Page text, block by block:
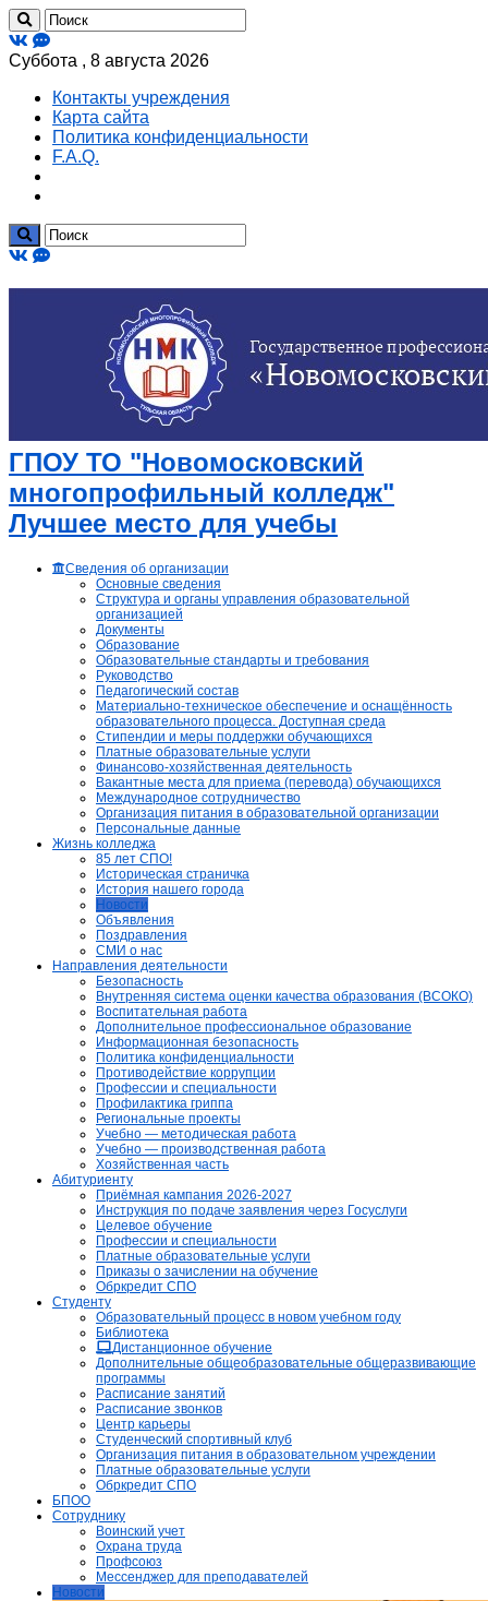
Суббота , 8 августа 2026
Контакты учреждения
Карта сайта
Политика конфиденциальности
F.A.Q.
ГПОУ ТО "Новомосковский
многопрофильный колледж"
Лучшее место для учебы
Сведения об организации
Основные сведения
Структура и органы управления образовательной
организацией
Документы
Образование
Образовательные стандарты и требования
Руководство
Педагогический состав
Материально-техническое обеспечение и оснащённость
образовательного процесса. Доступная среда
Стипендии и меры поддержки обучающихся
Платные образовательные услуги
Финансово-хозяйственная деятельность
Вакантные места для приема (перевода) обучающихся
Международное сотрудничество
Организация питания в образовательной организации
Персональные данные
Жизнь колледжа
85 лет СПО!
Историческая страничка
История нашего города
Новости
Объявления
Поздравления
СМИ о нас
Направления деятельности
Безопасность
Внутренняя система оценки качества образования (ВСОКО)
Воспитательная работа
Дополнительное профессиональное образование
Информационная безопасность
Политика конфиденциальности
Противодействие коррупции
Профессии и специальности
Профилактика гриппа
Региональные проекты
Учебно — методическая работа
Учебно — производственная работа
Хозяйственная часть
Абитуриенту
Приёмная кампания 2026-2027
Инструкция по подаче заявления через Госуслуги
Целевое обучение
Профессии и специальности
Платные образовательные услуги
Приказы о зачислении на обучение
Обркредит СПО
Студенту
Образовательный процесс в новом учебном году
Библиотека
Дистанционное обучение
Дополнительные общеобразовательные общеразвивающие
программы
Расписание занятий
Расписание звонков
Центр карьеры
Студенческий спортивный клуб
Организация питания в образовательном учреждении
Платные образовательные услуги
Обркредит СПО
БПОО
Сотруднику
Воинский учет
Охрана труда
Профсоюз
Мессенджер для преподавателей
Новости